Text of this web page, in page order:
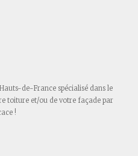
de-France spécialisé dans le
toiture et/ou de votre façade par
!